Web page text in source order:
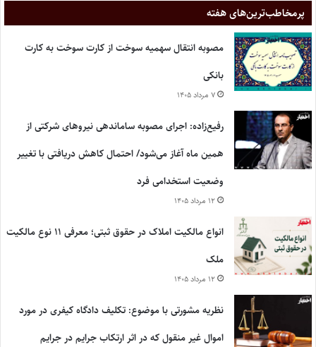
پر‌مخاطب‌ترین‌های هفته
مصوبه انتقال سهمیه سوخت از کارت سوخت به کارت
بانکی
۷ مرداد ۱۴۰۵
رفیع‌زاده: اجرای مصوبه ساماندهی نیروهای شرکتی از
همین ماه آغاز می‌شود/ احتمال کاهش دریافتی با تغییر
وضعیت استخدامی فرد
۱۲ مرداد ۱۴۰۵
انواع مالکیت املاک در حقوق ثبتی؛ معرفی ۱۱ نوع مالکیت
ملک
۱۲ مرداد ۱۴۰۵
نظریه مشورتی با موضوع: تکلیف دادگاه کیفری در مورد
اموال غیر منقول که در اثر ارتکاب جرایم در جرایم